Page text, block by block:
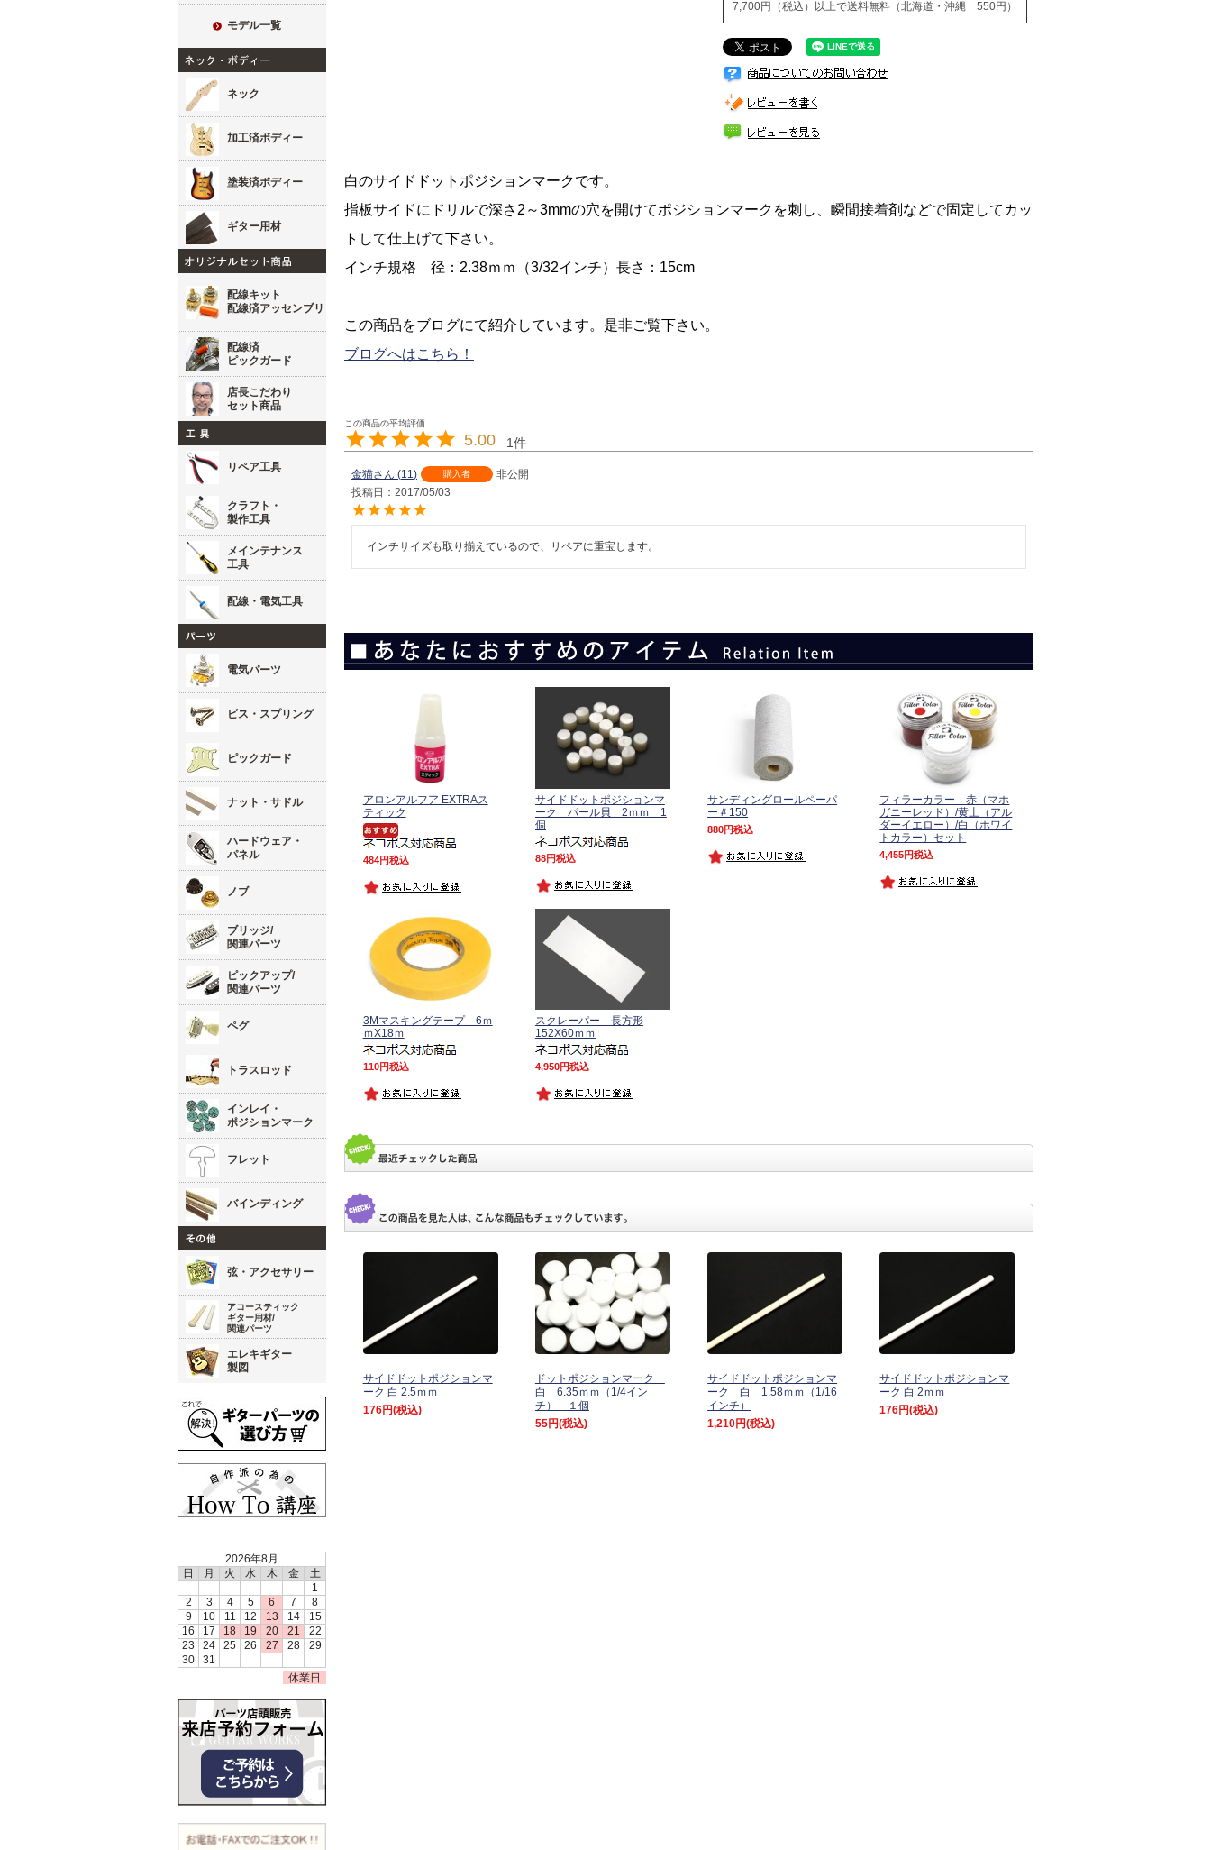
モデル一覧
ネック
加工済ボディー
塗装済ボディー
ギター用材
配線キット
配線済アッセンブリ
配線済
ピックガード
店長こだわり
セット商品
リペア工具
クラフト・
製作工具
メインテナンス
工具
配線・電気工具
電気パーツ
ビス・スプリング
ピックガード
ナット・サドル
ハードウェア・
パネル
ノブ
ブリッジ/
関連パーツ
ピックアップ/
関連パーツ
ペグ
トラスロッド
インレイ・
ポジションマーク
フレット
バインディング
弦・アクセサリー
アコースティック
ギター用材/
関連パーツ
エレキギター
製図
2026年8月
日
月 火 水 木 金
土
1
2
3 4 5 6 7
8
9
10 11 12 13 14
15
16
17 18 19 20 21
22
23
24 25 26 27 28
29
30
31
休業日
7,700円（税込）以上で送料無料（北海道・沖縄 550円）
白のサイドドットポジションマークです。
指板サイドにドリルで深さ2～3mmの穴を開けてポジションマークを刺し、瞬間接着剤などで固定してカッ
トして仕上げて下さい。
インチ規格 径：2.38ｍｍ（3/32インチ）長さ：15cm
この商品をブログにて紹介しています。是非ご覧下さい。
ブログへはこちら！
5.00 1
金猫 11 購入者
非公開
投稿日
2017/05/03
インチサイズも取り揃えているので、リペアに重宝します。
アロンアルフア EXTRAス
ティック
484 税込
サイドドットポジションマ
ーク パール貝 2ｍｍ 1
個
88 税込
サンディングロールペーパ
ー＃150
880 税込
フィラーカラー 赤（マホ
ガニーレッド）/黄土（アル
ダーイエロー）/白（ホワイ
トカラー）セット
4,455 税込
3Mマスキングテープ 6ｍ
ｍX18ｍ
110 税込
スクレーパー 長方形
152X60ｍｍ
4,950 税込
サイドドットポジションマ
ーク 白 2.5ｍｍ
176円(税込)
ドットポジションマーク
白 6.35ｍｍ（1/4イン
チ） １個
55円(税込)
サイドドットポジションマ
ーク 白 1.58ｍｍ（1/16
インチ）
1,210円(税込)
サイドドットポジションマ
ーク 白 2ｍｍ
176円(税込)